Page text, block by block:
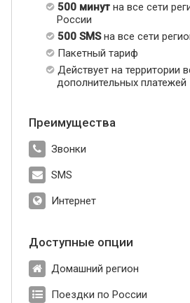
500 минут на все сети
России
500 SMSна все сети
Пакетный тариф
Действует на территории
дополнительных платежей
Преимущества
Звонки
SMS
Интернет
Доступные опции
Домашний регион
Поездки по России